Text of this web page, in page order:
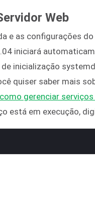
Web
e as configurações
iniciará
inicialização
quiser saber mais
gerenciar
está em execução,